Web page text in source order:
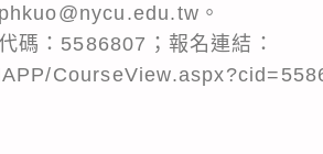
。
碼：5586807；報名連結：